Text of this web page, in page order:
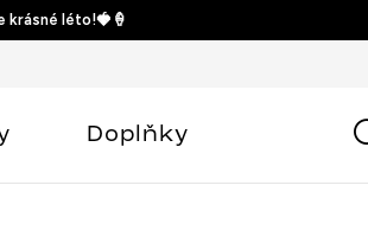
krásné léto!🍓🍦
údajů
Doplňky